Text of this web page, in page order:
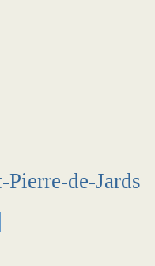
de-Jards